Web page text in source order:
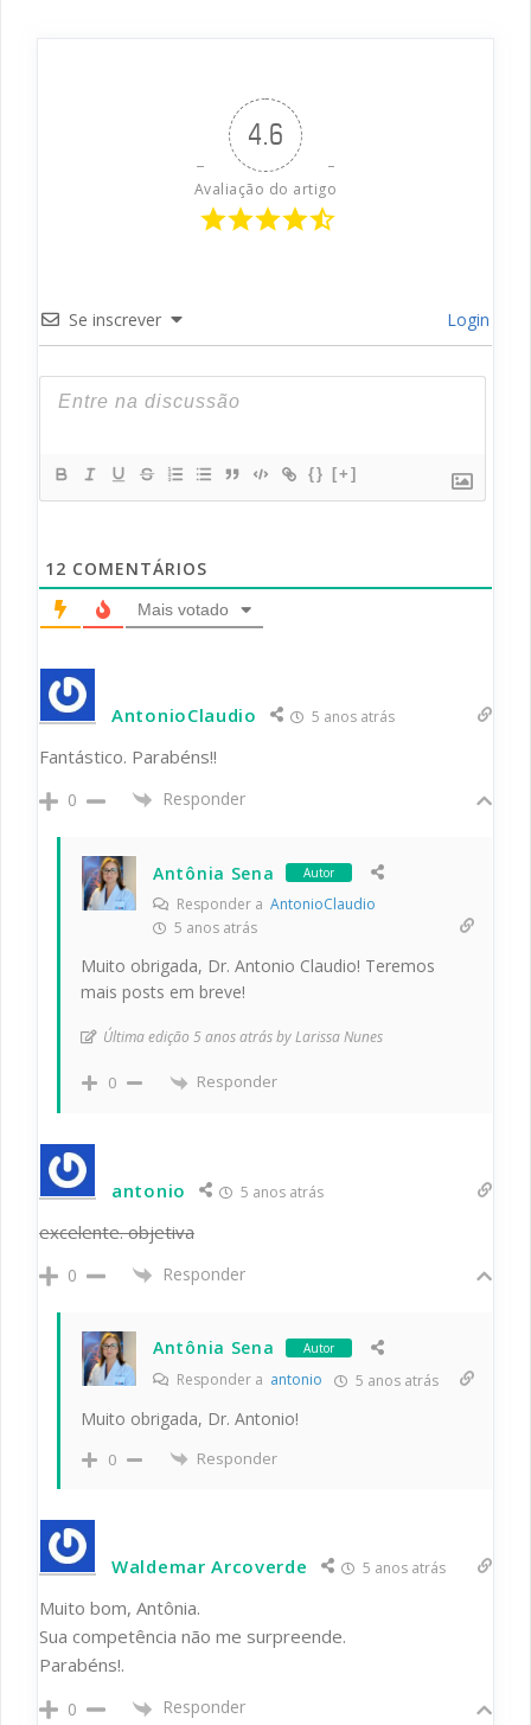
4.6
Avaliação do artigo
Se inscrever Login
{} [+]
12 COMENTÁRIOS
Mais votado
AntonioClaudio 5 anos atrás
Fantástico. Parabéns!!
0 Responder
Antônia Sena Autor
Responder a AntonioClaudio
5 anos atrás
Muito obrigada, Dr. Antonio Claudio! Teremos
mais posts em breve!
Última edição 5 anos atrás by Larissa Nunes
0 Responder
antonio 5 anos atrás
excelente. objetiva
0 Responder
Antônia Sena Autor
Responder a antonio 5 anos atrás
Muito obrigada, Dr. Antonio!
0 Responder
Waldemar Arcoverde 5 anos atrás
Muito bom, Antônia.
Sua competência não me surpreende.
Parabéns!.
0 Responder